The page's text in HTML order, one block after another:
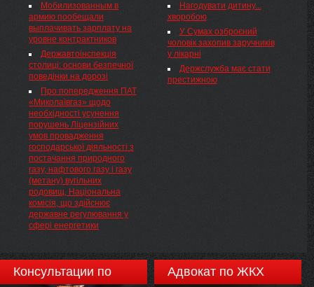
на якірних стоянках, Державна
митна служба України
Начальникам митниць <...>
Питання порядку здійснення
митних формальностей щодо
обладнання, яке
використовується для
технічного забезпечення
перевантаження
нафтопродуктів чи інших
товарів на якірних стоянках,
має розглядатися з
урахуванням наступних
положень законодавства
України.
Мобилизованным в
армию пообещали
выплачивать зарплату на
уровне контрактников
Державтоінспекція
столиці: основи безпечної
поведінки на дорозі
Про попередження ПАТ
«Миколаївгаз» щодо
необхідності усунення
порушень Ліцензійних
умов провадження
господарської діяльності з
постачання природного
газу, нафтового газу і газу
(метану) вугільних
родовищ, Національна
комісія, що здійснює
державне регулювання у
сфері енергетики
Киева отменил решение
съезда представителей
юридических высших учебных
заведений и научных
учреждений о назначении трех
членов Высшего совета
юстиции (ВСЮ).
Нагодувати дитину...
хворобою
У Сумах озброєний
чоловік захопив заручників
у лікарні
Держслужба має стати
престижною
Консультации по
Адвокат по ЖКХ